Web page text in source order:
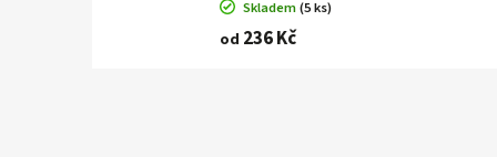
Skladem(5 ks)
od 236 Kč